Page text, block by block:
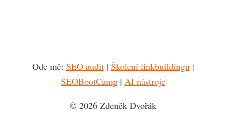
Ode mě: SEO audit| Školení linkbuildingu|
SEOBootCamp| AI nástroje
© 2026 Zdeněk Dvořák